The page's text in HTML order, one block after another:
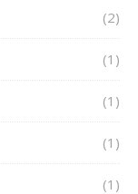
(2)
(1)
(1)
(1)
(1)